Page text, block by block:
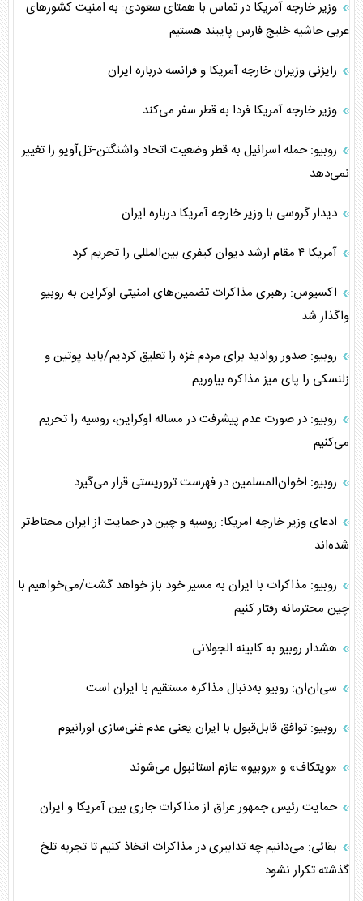
وزیر خارجه آمریکا در تماس با همتای سعودی: به امنیت کشور‌های
عربی حاشیه خلیج فارس پایبند هستیم
رایزنی وزیران خارجه آمریکا و فرانسه درباره ایران
وزیر خارجه آمریکا فردا به قطر سفر می‌کند
روبیو: حمله اسرائیل به قطر وضعیت اتحاد واشنگتن-تل‌آویو را تغییر
نمی‌دهد
دیدار گروسی با وزیر خارجه آمریکا درباره ایران
آمریکا ۴ مقام ارشد دیوان کیفری بین‌المللی را تحریم کرد
اکسیوس: رهبری مذاکرات تضمین‌های امنیتی اوکراین به روبیو
واگذار شد
روبیو: صدور روادید برای مردم غزه را تعلیق کردیم/باید پوتین و
زلنسکی را پای میز مذاکره بیاوریم
روبیو: در صورت عدم پیشرفت در مساله اوکراین، روسیه را تحریم
می‌کنیم
روبیو: اخوان‌المسلمین در فهرست تروریستی قرار می‌گیرد
ادعای وزیر خارجه امریکا: روسیه و چین در حمایت از ایران محتاط‌تر
شده‌اند
روبیو: مذاکرات با ایران به مسیر خود باز خواهد گشت/می‌خواهیم با
چین محترمانه رفتار کنیم
هشدار روبیو به کابینه الجولانی
سی‌ان‌ان: روبیو به‌دنبال مذاکره مستقیم با ایران است
روبیو: توافق قابل‌قبول با ایران یعنی عدم غنی‌سازی اورانیوم
«ویتکاف» و «روبیو» عازم استانبول می‌شوند
حمایت رئیس جمهور عراق از مذاکرات جاری بین آمریکا و ایران
بقائی: می‌دانیم چه تدابیری در مذاکرات اتخاذ کنیم تا تجربه تلخ
گذشته تکرار نشود